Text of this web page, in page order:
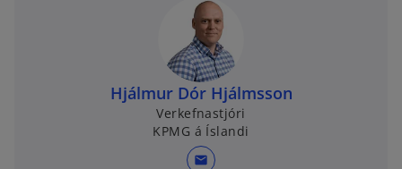
Hjálmur Dór Hjálmsson
Verkefnastjóri
KPMG á Íslandi
mail